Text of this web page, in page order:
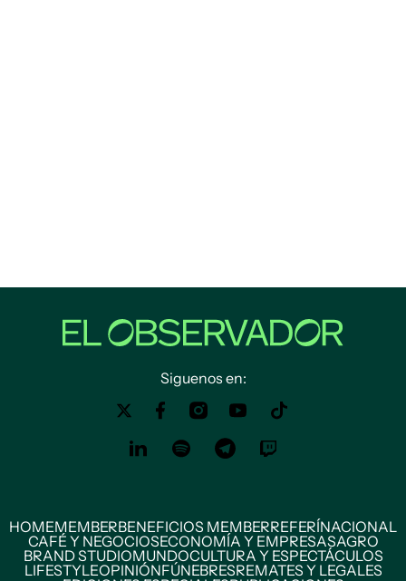
Siguenos en:
HOMEMEMBERBENEFICIOS MEMBERREFERÍNACIONAL
CAFÉ Y NEGOCIOSECONOMÍA Y EMPRESASAGRO
BRAND STUDIOMUNDOCULTURA Y ESPECTÁCULOS
LIFESTYLEOPINIÓNFÚNEBRESREMATES Y LEGALES